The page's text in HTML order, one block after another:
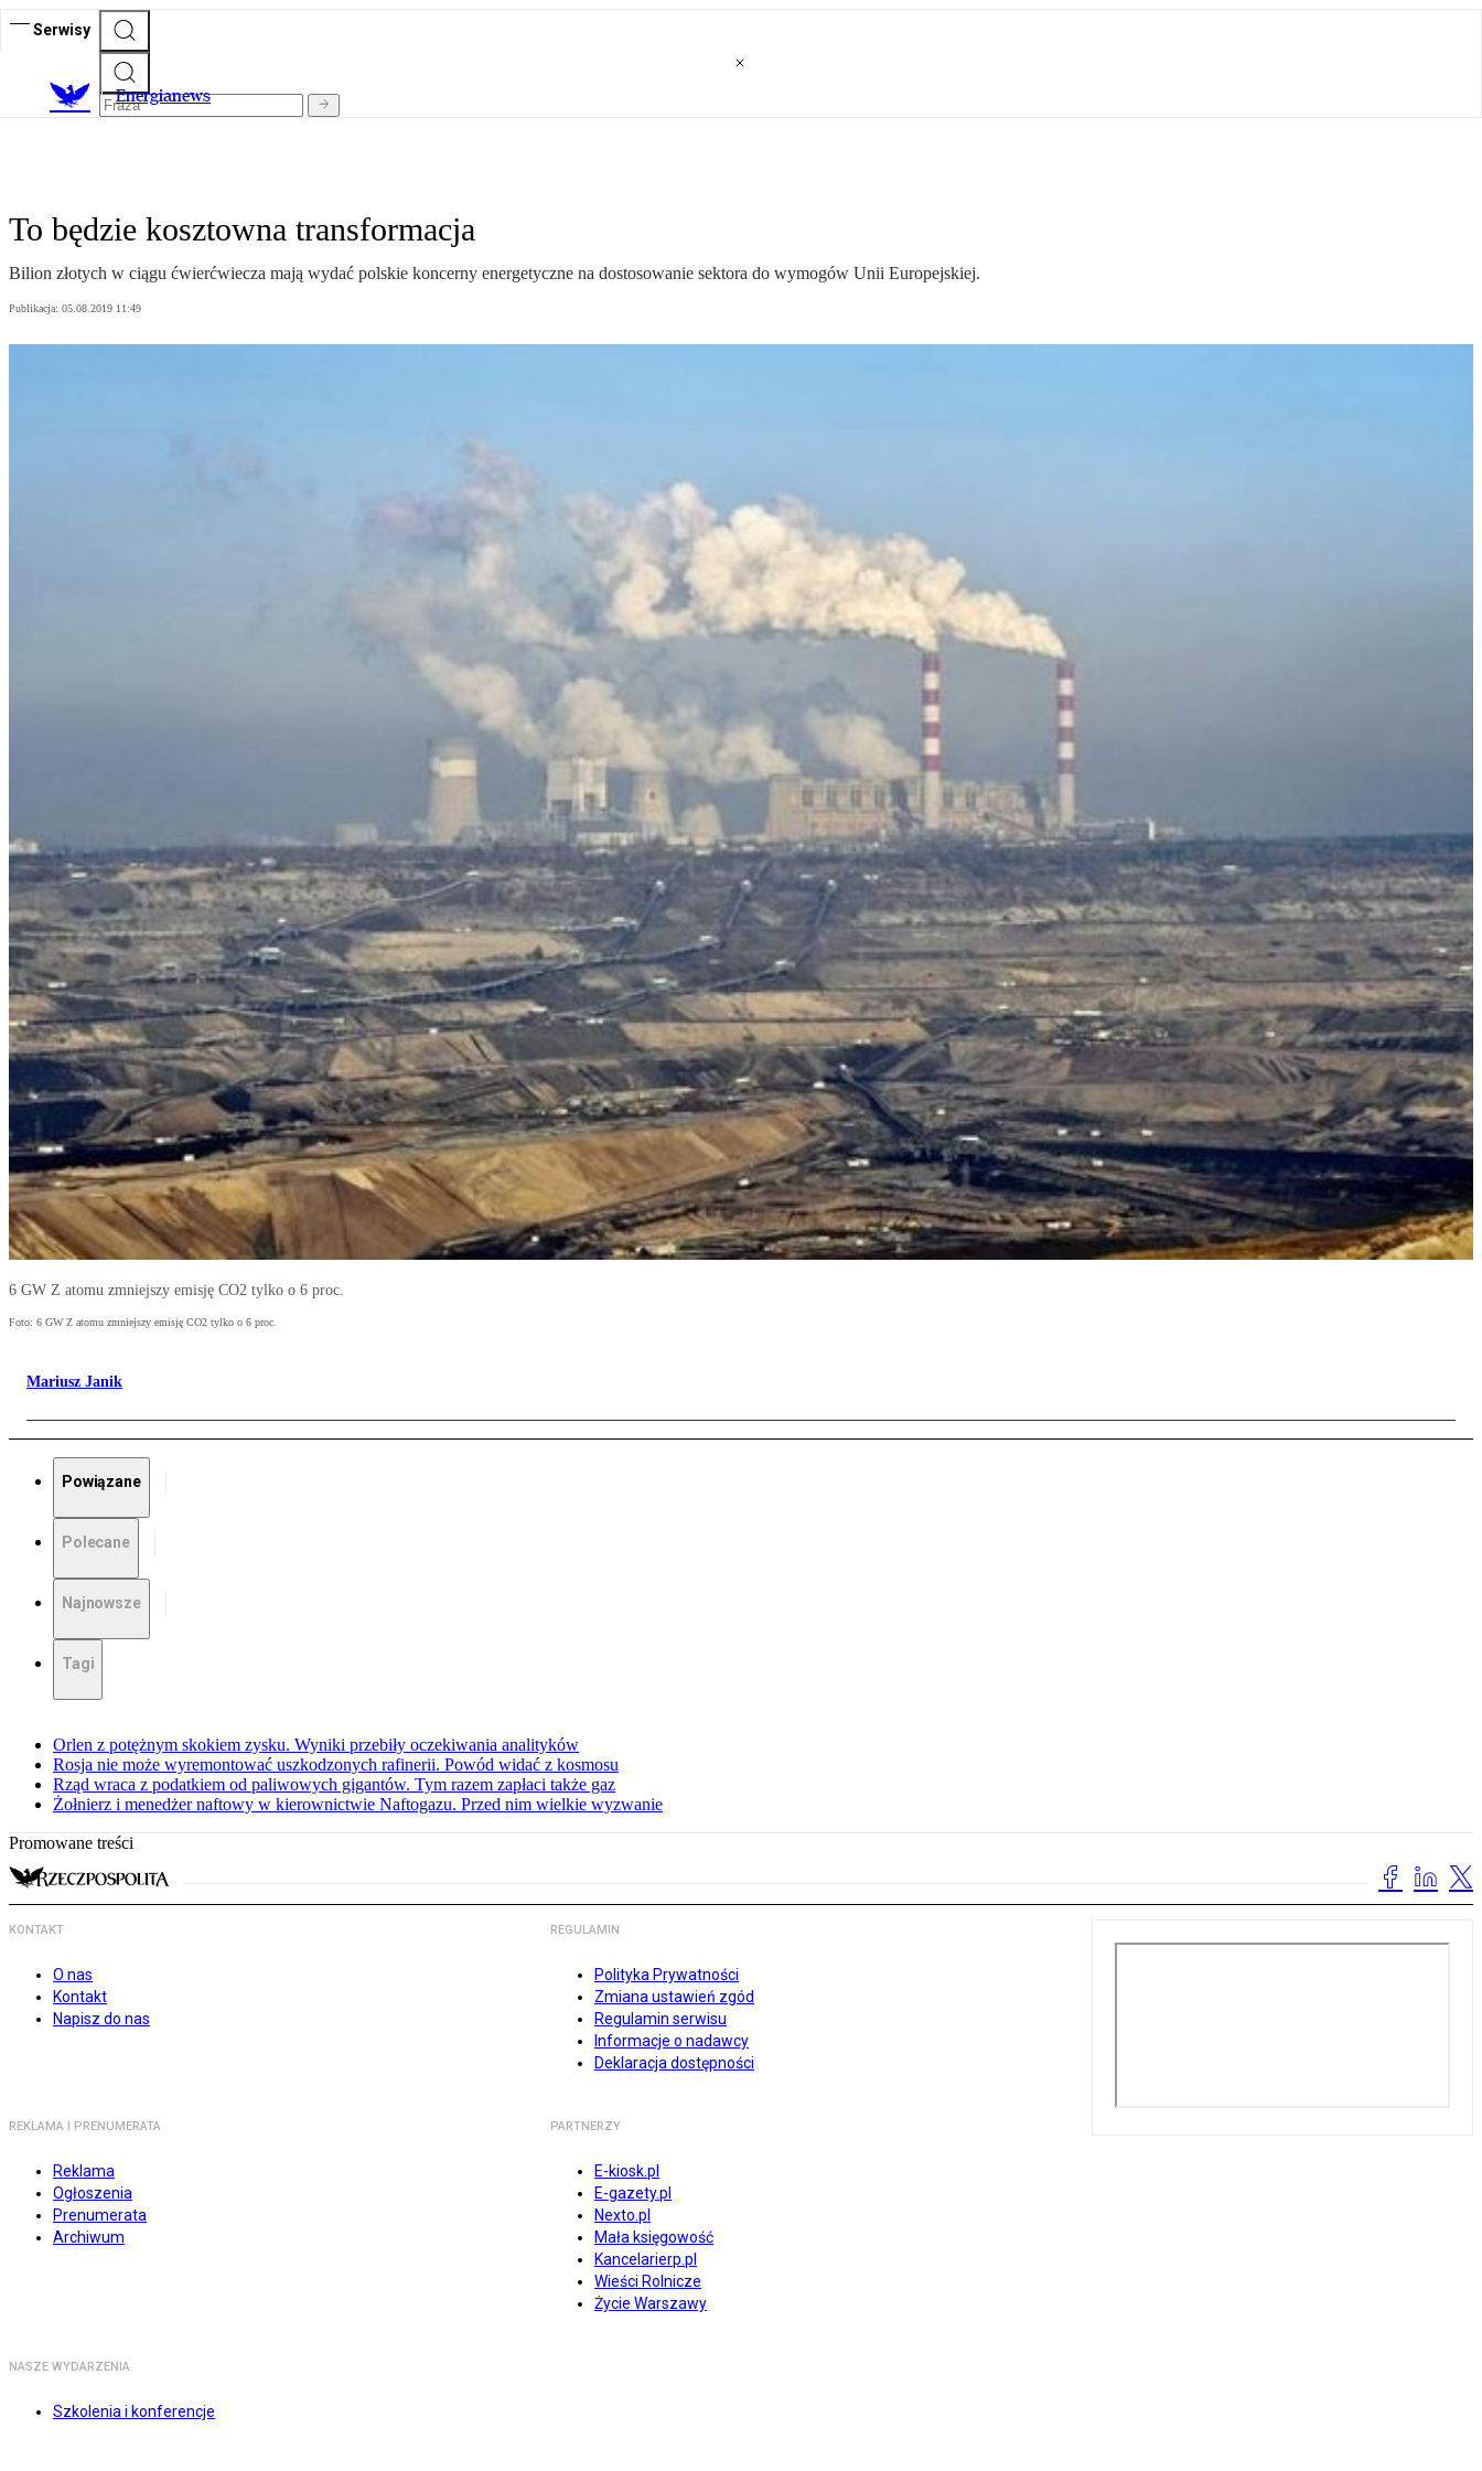
Serwisy
Energianews
To będzie kosztowna transformacja
Bilion złotych w ciągu ćwierćwiecza mają wydać polskie koncerny energetyczne na dostosowanie sektora do wymogów Unii Europejskiej.
Publikacja: 05.08.2019 11:49
6 GW Z atomu zmniejszy emisję CO2 tylko o 6 proc.
Foto: 6 GW Z atomu zmniejszy emisję CO2 tylko o 6 proc.
Mariusz Janik
Powiązane
Polecane
Najnowsze
Tagi
Orlen z potężnym skokiem zysku. Wyniki przebiły oczekiwania analityków
Rosja nie może wyremontować uszkodzonych rafinerii. Powód widać z kosmosu
Rząd wraca z podatkiem od paliwowych gigantów. Tym razem zapłaci także gaz
Żołnierz i menedżer naftowy w kierownictwie Naftogazu. Przed nim wielkie wyzwanie
Promowane treści
KONTAKT
O nas
Kontakt
Napisz do nas
REGULAMIN
Polityka Prywatności
Zmiana ustawień zgód
Regulamin serwisu
Informacje o nadawcy
Deklaracja dostępności
REKLAMA I PRENUMERATA
Reklama
Ogłoszenia
Prenumerata
Archiwum
PARTNERZY
E-kiosk.pl
E-gazety.pl
Nexto.pl
Mała księgowość
Kancelarierp.pl
Wieści Rolnicze
Życie Warszawy
NASZE WYDARZENIA
Szkolenia i konferencje